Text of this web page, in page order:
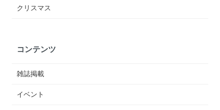
クリスマス
コンテンツ
雑誌掲載
イベント